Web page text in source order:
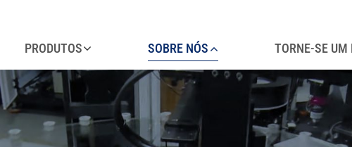
PRODUTOS SOBRE NÓS TORNE-SE UM